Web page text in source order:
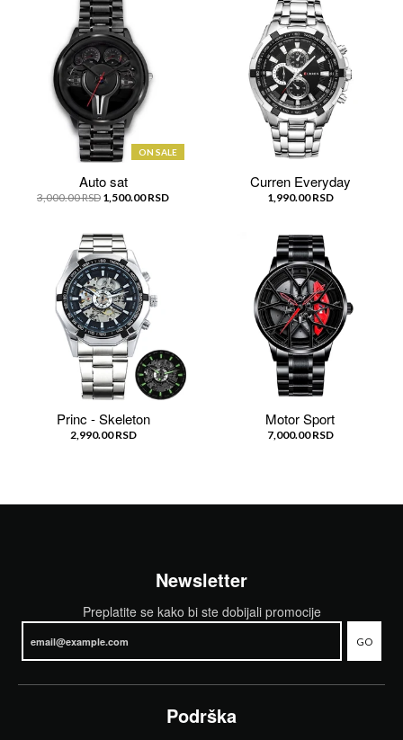
ON SALE
Auto sat
3,000.00 RSD 1,500.00 RSD
Curren Everyday
1,990.00 RSD
Princ - Skeleton
2,990.00 RSD
Motor Sport
7,000.00 RSD
Newsletter
Preplatite se kako bi ste dobijali promocije
GO
Podrška